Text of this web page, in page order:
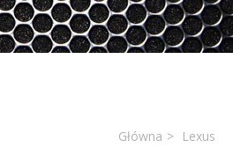
Główna Lexus